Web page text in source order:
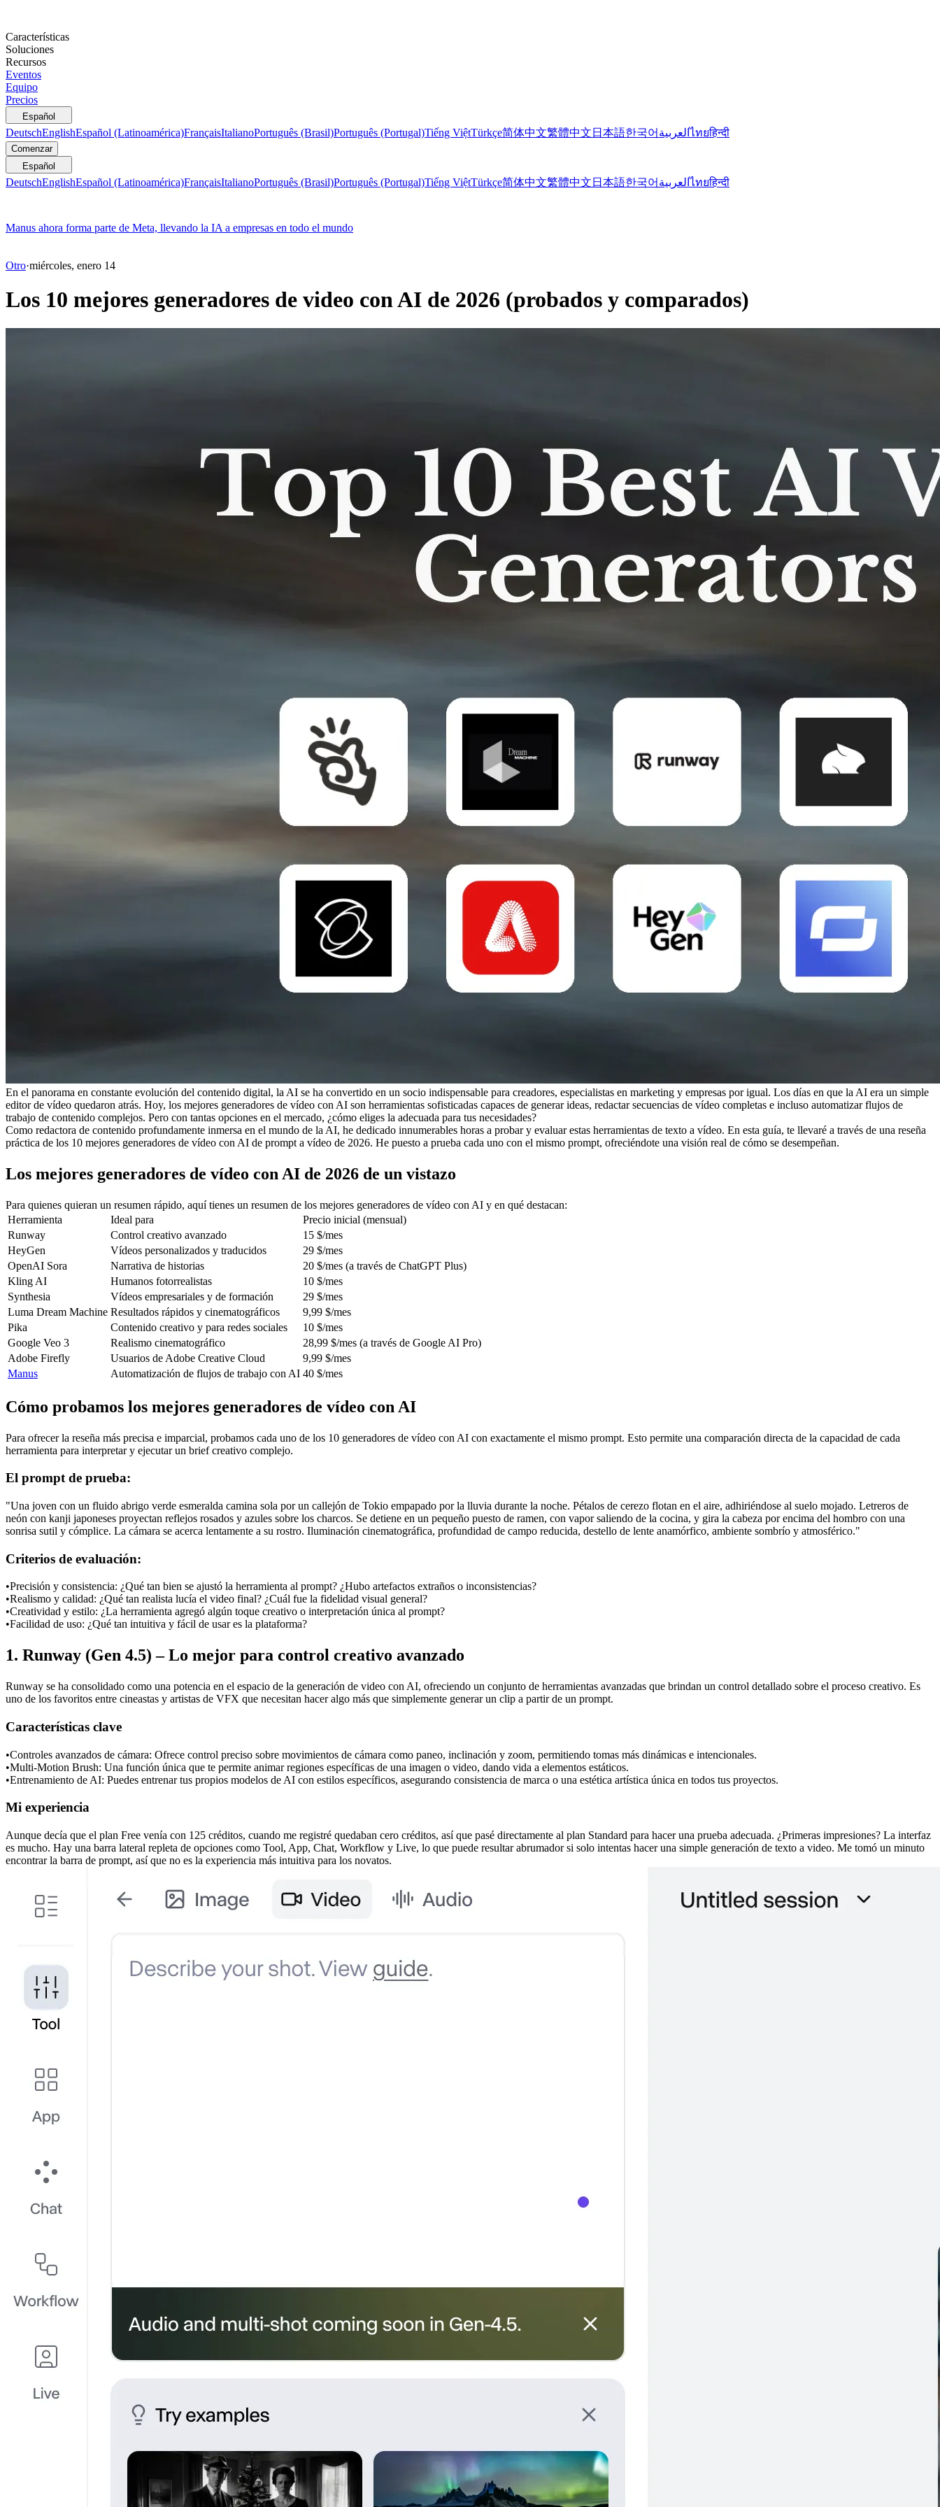
Características
Soluciones
Recursos
Eventos
Equipo
Precios
Español
DeutschEnglishEspañol (Latinoamérica)FrançaisItalianoPortuguês (Brasil)Português (Portugal)Tiếng ViệtTürkçe简体中文繁體中文 日本語한국어 العربيةไทยहिन्दी
Comenzar
Español
DeutschEnglishEspañol (Latinoamérica)FrançaisItalianoPortuguês (Brasil)Português (Portugal)Tiếng ViệtTürkçe简体中文繁體中文 日本語한국어 العربيةไทยहिन्दी
Manus ahora forma parte de Meta, llevando la IA a empresas en todo el mundo
Otro·miércoles, enero 14
Los 10 mejores generadores de video con AI de 2026 (probados y comparados)
En el panorama en constante evolución del contenido digital, la AI se ha convertido en un socio indispensable para creadores, especialistas en marketing y empresas por igual. Los días en que la AI era un simple
editor de vídeo quedaron atrás. Hoy, los mejores generadores de vídeo con AI son herramientas sofisticadas capaces de generar ideas, redactar secuencias de vídeo completas e incluso automatizar flujos de
trabajo de contenido complejos. Pero con tantas opciones en el mercado, ¿cómo eliges la adecuada para tus necesidades?
Como redactora de contenido profundamente inmersa en el mundo de la AI, he dedicado innumerables horas a probar y evaluar estas herramientas de texto a vídeo. En esta guía, te llevaré a través de una reseña
práctica de los 10 mejores generadores de vídeo con AI de prompt a vídeo de 2026. He puesto a prueba cada uno con el mismo prompt, ofreciéndote una visión real de cómo se desempeñan.
Los mejores generadores de vídeo con AI de 2026 de un vistazo
Para quienes quieran un resumen rápido, aquí tienes un resumen de los mejores generadores de vídeo con AI y en qué destacan:
Herramienta
Ideal para
Precio inicial (mensual)
Runway
Control creativo avanzado
15 $/mes
HeyGen
Vídeos personalizados y traducidos
29 $/mes
OpenAI Sora
Narrativa de historias
20 $/mes (a través de ChatGPT Plus)
Kling AI
Humanos fotorrealistas
10 $/mes
Synthesia
Vídeos empresariales y de formación
29 $/mes
Luma Dream Machine Resultados rápidos y cinematográficos
9,99 $/mes
Pika
Contenido creativo y para redes sociales
10 $/mes
Google Veo 3
Realismo cinematográfico
28,99 $/mes (a través de Google AI Pro)
Adobe Firefly
Usuarios de Adobe Creative Cloud
9,99 $/mes
Manus
Automatización de flujos de trabajo con AI 40 $/mes
Cómo probamos los mejores generadores de vídeo con AI
Para ofrecer la reseña más precisa e imparcial, probamos cada uno de los 10 generadores de vídeo con AI con exactamente el mismo prompt. Esto permite una comparación directa de la capacidad de cada
herramienta para interpretar y ejecutar un brief creativo complejo.
El prompt de prueba:
"Una joven con un fluido abrigo verde esmeralda camina sola por un callejón de Tokio empapado por la lluvia durante la noche. Pétalos de cerezo flotan en el aire, adhiriéndose al suelo mojado. Letreros de
neón con kanji japoneses proyectan reflejos rosados y azules sobre los charcos. Se detiene en un pequeño puesto de ramen, con vapor saliendo de la cocina, y gira la cabeza por encima del hombro con una
sonrisa sutil y cómplice. La cámara se acerca lentamente a su rostro. Iluminación cinematográfica, profundidad de campo reducida, destello de lente anamórfico, ambiente sombrío y atmosférico."
Criterios de evaluación:
•Precisión y consistencia: ¿Qué tan bien se ajustó la herramienta al prompt? ¿Hubo artefactos extraños o inconsistencias?
•Realismo y calidad: ¿Qué tan realista lucía el video final? ¿Cuál fue la fidelidad visual general?
•Creatividad y estilo: ¿La herramienta agregó algún toque creativo o interpretación única al prompt?
•Facilidad de uso: ¿Qué tan intuitiva y fácil de usar es la plataforma?
1. Runway (Gen 4.5) – Lo mejor para control creativo avanzado
Runway se ha consolidado como una potencia en el espacio de la generación de video con AI, ofreciendo un conjunto de herramientas avanzadas que brindan un control detallado sobre el proceso creativo. Es
uno de los favoritos entre cineastas y artistas de VFX que necesitan hacer algo más que simplemente generar un clip a partir de un prompt.
Características clave
•Controles avanzados de cámara: Ofrece control preciso sobre movimientos de cámara como paneo, inclinación y zoom, permitiendo tomas más dinámicas e intencionales.
•Multi-Motion Brush: Una función única que te permite animar regiones específicas de una imagen o video, dando vida a elementos estáticos.
•Entrenamiento de AI: Puedes entrenar tus propios modelos de AI con estilos específicos, asegurando consistencia de marca o una estética artística única en todos tus proyectos.
Mi experiencia
Aunque decía que el plan Free venía con 125 créditos, cuando me registré quedaban cero créditos, así que pasé directamente al plan Standard para hacer una prueba adecuada. ¿Primeras impresiones? La interfaz
es mucho. Hay una barra lateral repleta de opciones como Tool, App, Chat, Workflow y Live, lo que puede resultar abrumador si solo intentas hacer una simple generación de texto a video. Me tomó un minuto
encontrar la barra de prompt, así que no es la experiencia más intuitiva para los novatos.